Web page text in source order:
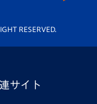
RESERVED.
サイト